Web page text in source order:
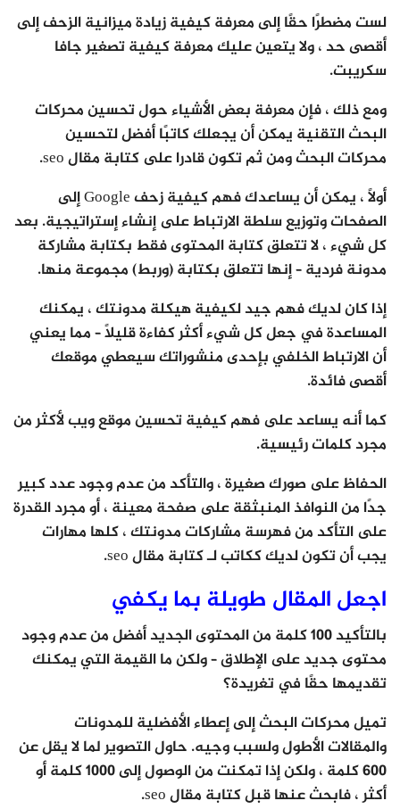
لست مضطرًا حقًا إلى معرفة كيفية زيادة ميزانية الزحف إلى
أقصى حد ، ولا يتعين عليك معرفة كيفية تصغير جافا
سكريبت.
ومع ذلك ، فإن معرفة بعض الأشياء حول تحسين محركات
البحث التقنية يمكن أن يجعلك كاتبًا أفضل لتحسين
محركات البحث ومن ثم تكون قادرا على كتابة مقال seo.
أولاً ، يمكن أن يساعدك فهم كيفية زحف Google إلى
الصفحات وتوزيع سلطة الارتباط على إنشاء إستراتيجية. بعد
كل شيء ، لا تتعلق كتابة المحتوى فقط بكتابة مشاركة
مدونة فردية – إنها تتعلق بكتابة (وربط) مجموعة منها.
إذا كان لديك فهم جيد لكيفية هيكلة مدونتك ، يمكنك
المساعدة في جعل كل شيء أكثر كفاءة قليلاً – مما يعني
أن الارتباط الخلفي بإحدى منشوراتك سيعطي موقعك
أقصى فائدة.
كما أنه يساعد على فهم كيفية تحسين موقع ويب لأكثر من
مجرد كلمات رئيسية.
الحفاظ على صورك صغيرة ، والتأكد من عدم وجود عدد كبير
جدًا من النوافذ المنبثقة على صفحة معينة ، أو مجرد القدرة
على التأكد من فهرسة مشاركات مدونتك ، كلها مهارات
يجب أن تكون لديك ككاتب لـ كتابة مقال seo.
اجعل المقال طويلة بما يكفي
بالتأكيد 100 كلمة من المحتوى الجديد أفضل من عدم وجود
محتوى جديد على الإطلاق – ولكن ما القيمة التي يمكنك
تقديمها حقًا في تغريدة؟
تميل محركات البحث إلى إعطاء الأفضلية للمدونات
والمقالات الأطول ولسبب وجيه. حاول التصوير لما لا يقل عن
600 كلمة ، ولكن إذا تمكنت من الوصول إلى 1000 كلمة أو
أكثر ، فابحث عنها قبل كتابة مقال seo.